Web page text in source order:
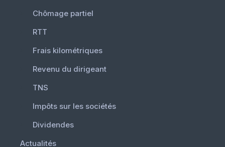
Chômage partiel
RTT
Frais kilométriques
Revenu du dirigeant
TNS
Impôts sur les sociétés
Dividendes
Actualités